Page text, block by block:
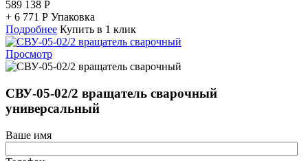
589 138 Р
+ 6 771 Р Упаковка
Подробнее Купить в 1 клик
Просмотр
СВУ-05-02/2 вращатель сварочный
универсальный
Ваше имя